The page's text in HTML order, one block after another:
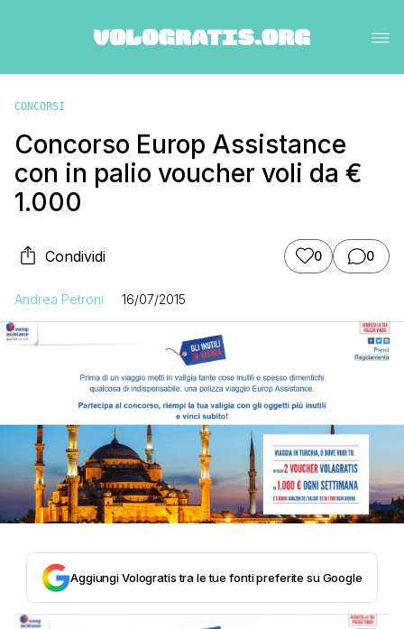
CONCORSI
Concorso Europ Assistance
con in palio voucher voli da €
1.000
Condividi 0 0
Andrea Petroni 16/07/2015
Aggiungi Vologratis tra le tue fonti preferite su Google